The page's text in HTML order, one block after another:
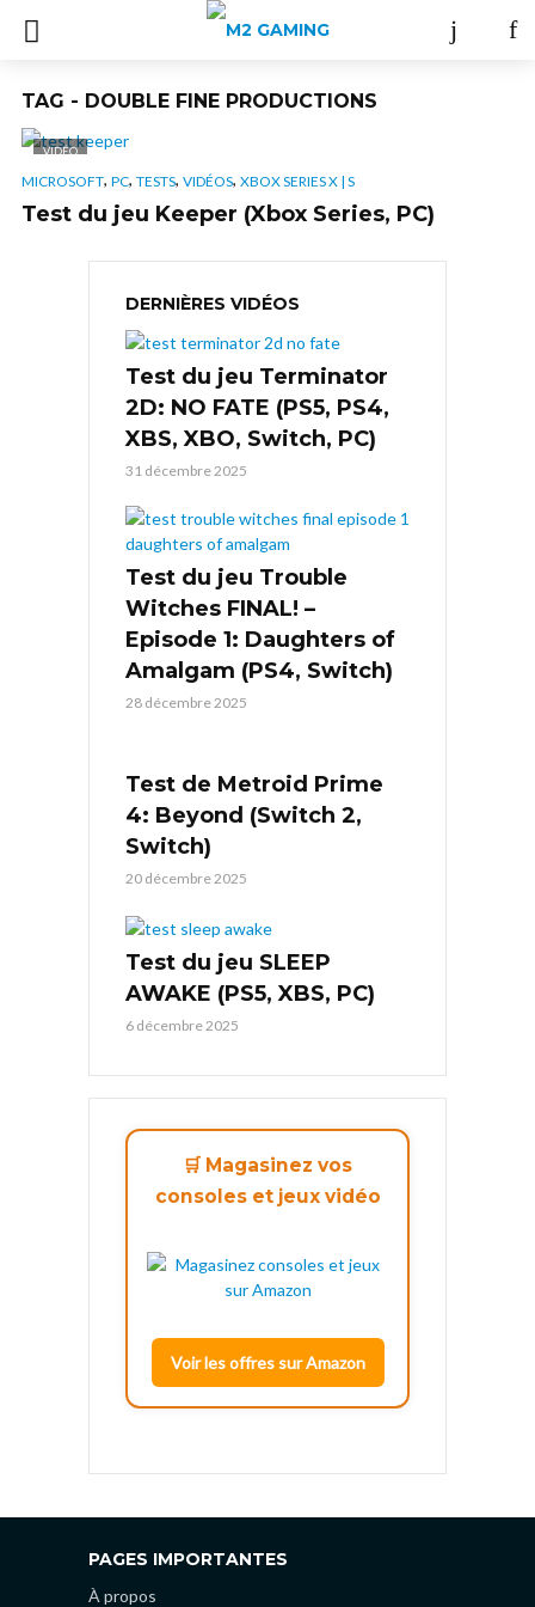
TAG - DOUBLE FINE PRODUCTIONS
VIDÉO
MICROSOFT, PC, TESTS, VIDÉOS, XBOX SERIES X | S
Test du jeu Keeper (Xbox Series, PC)
DERNIÈRES VIDÉOS
Test du jeu Terminator
2D: NO FATE (PS5, PS4,
XBS, XBO, Switch, PC)
31 décembre 2025
Test du jeu Trouble
Witches FINAL! –
Episode 1: Daughters of
Amalgam (PS4, Switch)
28 décembre 2025
Test de Metroid Prime
4: Beyond (Switch 2,
Switch)
20 décembre 2025
Test du jeu SLEEP
AWAKE (PS5, XBS, PC)
6 décembre 2025
🛒 Magasinez vos
consoles et jeux vidéo
Voir les offres sur Amazon
PAGES IMPORTANTES
À propos